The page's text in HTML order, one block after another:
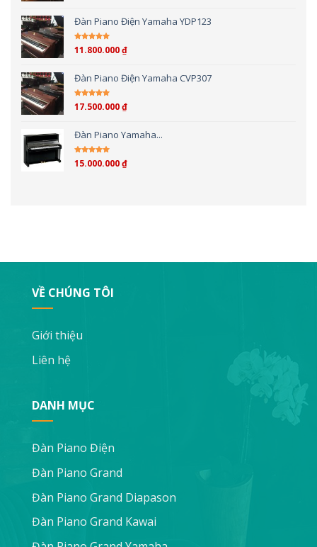
Đàn Piano Điện Yamaha YDP123
Được xếp hạng
11.800.000₫
Đàn Piano Điện Yamaha CVP307
Được xếp hạng
17.500.000₫
Đàn Piano Yamaha...
Được xếp hạng
15.000.000₫
VỀ CHÚNG TÔI
Giới thiệu
Liên hệ
DANH MỤC
Đàn Piano Điện
Đàn Piano Grand
Đàn Piano Grand Diapason
Đàn Piano Grand Kawai